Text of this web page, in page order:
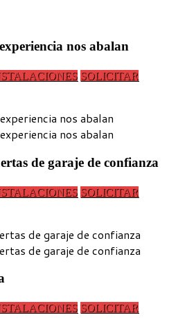
nos abalan
SOLICITAR
de garaje de confianza
SOLICITAR
SOLICITAR